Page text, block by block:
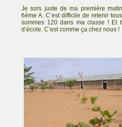
Je sors juste de ma première
6ème A. C’est difficile de retenir
sommes 120 dans ma classe ! Et
d’école. C’est comme ça chez nous !